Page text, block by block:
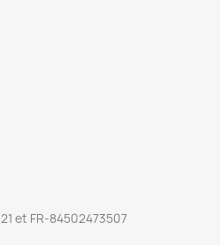
et FR-84502473507